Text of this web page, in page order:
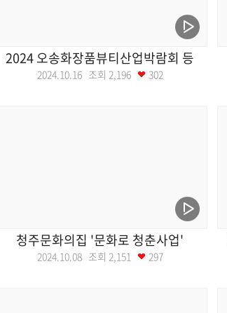
2024 오송화장품뷰티산업박람회 등
2024.10.16 조회 2,196 302
청주문화의집 '문화로 청춘사업'
2024.10.08 조회 2,151 297